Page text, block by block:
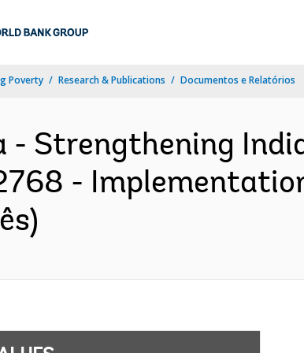
Poverty Research & Publications Documentos e Relatórios
- Strengthening
-